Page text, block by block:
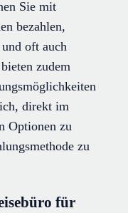
Sie mit
bezahlen,
oft auch
zudem
direkt im
Optionen zu
zu
für